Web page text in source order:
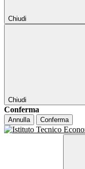
Chiudi
Chiudi
Conferma
Annulla Conferma